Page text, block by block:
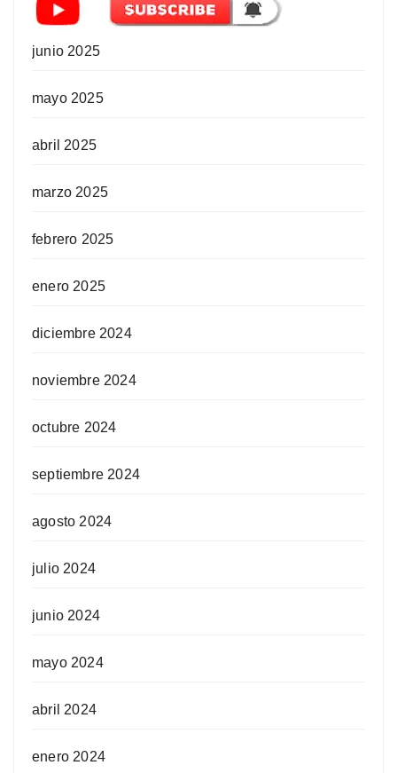
junio 2025
mayo 2025
abril 2025
marzo 2025
febrero 2025
enero 2025
diciembre 2024
noviembre 2024
octubre 2024
septiembre 2024
agosto 2024
julio 2024
junio 2024
mayo 2024
abril 2024
enero 2024